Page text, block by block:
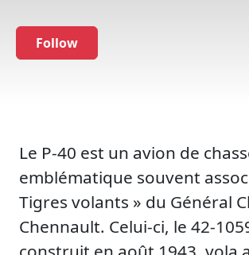
Follow
Le P-40 est un avion de
emblématique souvent
Tigres volants » du Général
Chennault. Celui-ci, le 42-